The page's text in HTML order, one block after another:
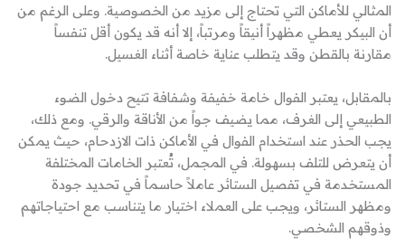
المثالي للأماكن التي تحتاج إلى مزيد من الخصوصية. وعلى الرغم من
أن البيكر يعطي مظهراً أنيقاً ومرتباً، إلا أنه قد يكون أقل تنفساً
مقارنة بالقطن وقد يتطلب عناية خاصة أثناء الغسيل.
بالمقابل، يعتبر الفوال خامة خفيفة وشفافة تتيح دخول الضوء
الطبيعي إلى الغرف، مما يضيف جواً من الأناقة والرقي. ومع ذلك،
يجب الحذر عند استخدام الفوال في الأماكن ذات الازدحام، حيث يمكن
أن يتعرض للتلف بسهولة. في المجمل، تُعتبر الخامات المختلفة
المستخدمة في تفصيل الستائر عاملاً حاسماً في تحديد جودة
ومظهر الستائر، ويجب على العملاء اختيار ما يتناسب مع احتياجاتهم
وذوقهم الشخصي.